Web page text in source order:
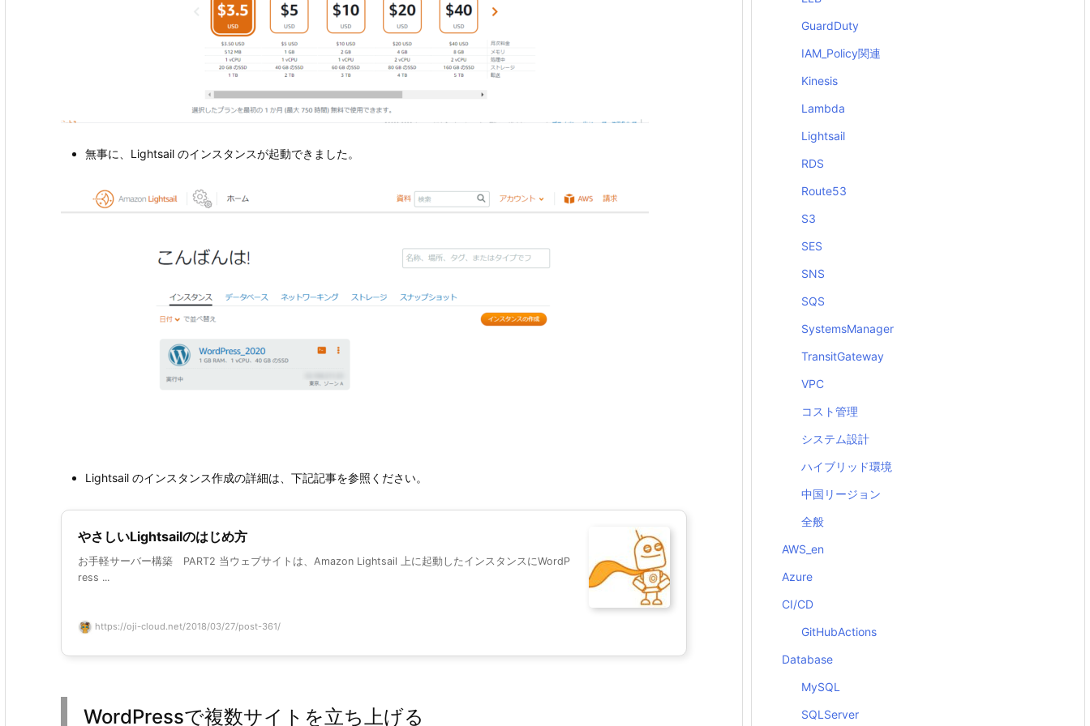
無事に、Lightsail のインスタンスが起動できました。
Lightsail のインスタンス作成の詳細は、下記記事を参照ください。
やさしいLightsailのはじめ方
お手軽サーバー構築 PART2 当ウェブサイトは、Amazon Lightsail 上に起動したインスタンスにWordP
ress ...
https://oji-cloud.net/2018/03/27/post-361/
WordPressで複数サイトを立ち上げる
GuardDuty
IAM_Policy関連
Kinesis
Lambda
Lightsail
RDS
Route53
S3
SES
SNS
SQS
SystemsManager
TransitGateway
VPC
コスト管理
システム設計
ハイブリッド環境
中国リージョン
全般
AWS_en
Azure
CI/CD
GitHubActions
Database
MySQL
SQLServer